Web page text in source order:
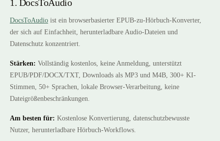
1. DocsToAudio
DocsToAudio ist ein browserbasierter EPUB-zu-Hörbuch-Konverter,
der sich auf Einfachheit, herunterladbare Audio-Dateien und
Datenschutz konzentriert.
Stärken: Vollständig kostenlos, keine Anmeldung, unterstützt
EPUB/PDF/DOCX/TXT, Downloads als MP3 und M4B, 300+ KI-
Stimmen, 50+ Sprachen, lokale Browser-Verarbeitung, keine
Dateigrößenbeschränkungen.
Am besten für: Kostenlose Konvertierung, datenschutzbewusste
Nutzer, herunterladbare Hörbuch-Workflows.